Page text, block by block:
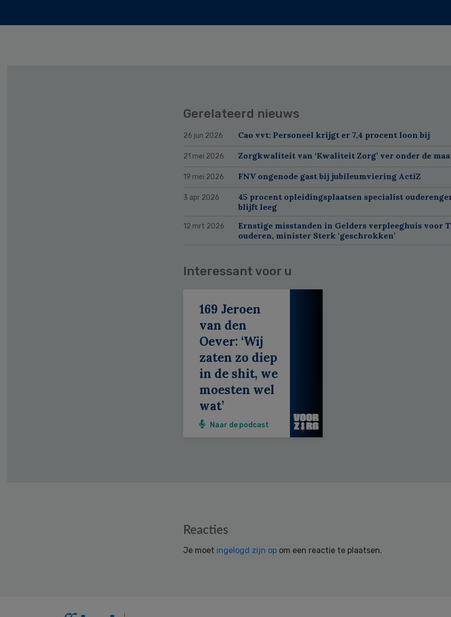
Gerelateerd nieuws
26 jun 2026 Cao vvt: Personeel krijgt er 7,4 procent loon bij
21 mei 2026 Zorgkwaliteit van ‘Kwaliteit Zorg’ ver onder de
19 mei 2026 FNV ongenode gast bij jubileumviering ActiZ
3 apr 2026
45 procent opleidingsplaatsen specialist
blijft leeg
12 mrt 2026
Ernstige misstanden in Gelders verpleeghuis voor
ouderen, minister Sterk ‘geschrokken’
Interessant voor u
169 Jeroen
van den
Oever: ‘Wij
zaten zo diep
in de shit, we
moesten wel
wat’
Naar de podcast
Reacties
Je moet ingelogd zijn op om een reactie te plaatsen.